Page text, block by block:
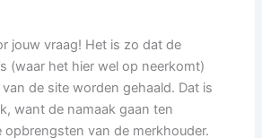
jouw vraag! Het is zo dat de
(waar het hier wel op neerkomt)
de site worden gehaald. Dat is
want de namaak gaan ten
opbrengsten van de merkhouder.